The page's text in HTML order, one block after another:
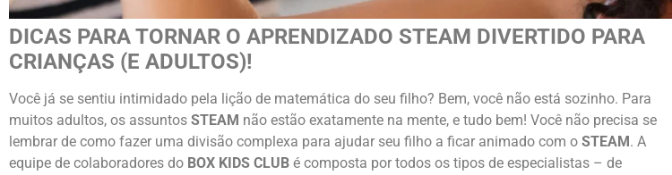
DICAS PARA TORNAR O APRENDIZADO STEAM DIVERTIDO PARA
CRIANÇAS (E ADULTOS)!
Você já se sentiu intimidado pela lição de matemática do seu filho? Bem, você não está sozinho. Para
muitos adultos, os assuntos STEAM não estão exatamente na mente, e tudo bem! Você não precisa se
lembrar de como fazer uma divisão complexa para ajudar seu filho a ficar animado com o STEAM. A
equipe de colaboradores do BOX KIDS CLUB é composta por todos os tipos de especialistas – de